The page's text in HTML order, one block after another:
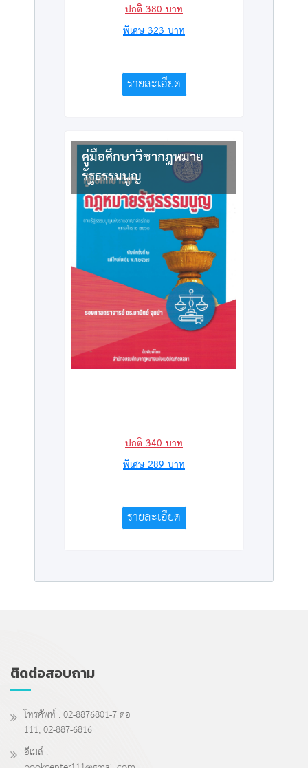
ปกติ380บาท
พิเศษ323บาท
รายละเอียด
คู่มือศึกษาวิชากฎหมาย
รัฐธรรมนูญ
ปกติ340บาท
พิเศษ289บาท
รายละเอียด
ติดต่อสอบถาม
โทรศัพท์ : 02-8876801-7 ต่อ
111, 02-887-6816
อีเมล์ :